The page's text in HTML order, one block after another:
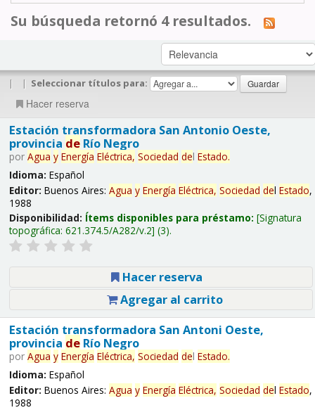
Su búsqueda retornó 4 resultados.
| | Seleccionar títulos para:
Hacer reserva
Estación transformadora San Antonio Oeste,
provincia deRío Negro
por Agua y Energía Eléctrica, Sociedad del Estado.
Idioma: Español
Editor: Buenos Aires: Agua y Energía Eléctrica, Sociedad del Estado,
1988
Disponibilidad: Ítems disponibles para préstamo: Signatura
topográfica: 621.374.5/A282/v.2 (3).
Hacer reserva
Agregar al carrito
Estación transformadora San Antoni Oeste,
provincia deRío Negro
por Agua y Energía Eléctrica, Sociedad del Estado.
Idioma: Español
Editor: Buenos Aires: Agua y Energía Eléctrica, Sociedad del Estado,
1988